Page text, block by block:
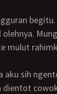
mulut
dientot